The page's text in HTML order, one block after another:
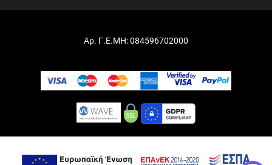
Αρ. Γ.Ε.ΜΗ: 084596702000